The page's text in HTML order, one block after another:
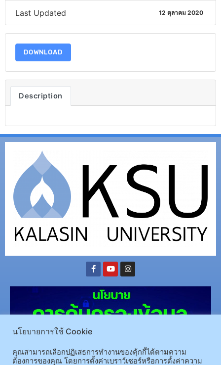
Last Updated 12 ตุลาคม 2020
DOWNLOAD
Description
นโยบายการใช้ Cookie
คุณสามารถเลือกปฏิเสธการทำงานของคุ้กกี้ได้ตามความ
ต้องการของคุณ โดยการตั้งค่าเบราว์เซอร์หรือการตั้งค่าความ